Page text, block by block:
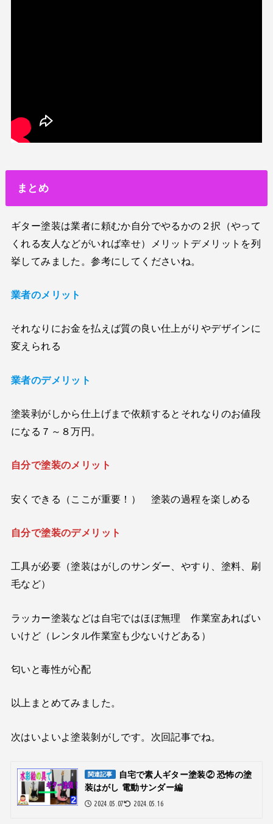
まとめ
ギター塗装は業者に頼むか自分でやるかの２択（やって
くれる友人などがいれば幸せ）メリットデメリットを列
挙してみました。参考にしてくださいね。
業者のメリット
それなりにお金を払えば質の良い仕上がりやデザインに
変えられる
業者のデメリット
塗装剥がしから仕上げまで依頼するとそれなりのお値段
になる７～８万円。
自分で塗装のメリット
安くできる（ここが重要！） 塗装の過程を楽しめる
自分で塗装のデメリット
工具が必要（塗装はがしのサンダー、やすり、塗料、刷
毛など）
ラッカー塗装などは自宅ではほぼ無理 作業室あればい
いけど（レンタル作業室も少ないけどある）
匂いと毒性が心配
以上まとめてみました。
次はいよいよ塗装剝がしです。次回記事でね。
関連記事
自宅で素人ギター塗装② 恐怖の塗
装はがし 電動サンダー編
2024.05.07 2024.05.16